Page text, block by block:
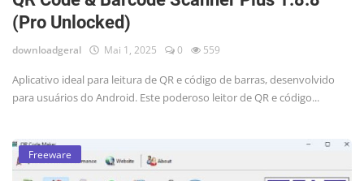
(Pro Unlocked)
downloadgeral Mai 1, 2025 0 559
Aplicativo ideal para leitura de QR e código de barras, desenvolvido
para usuários do Android. Este poderoso leitor de QR e código...
Freeware